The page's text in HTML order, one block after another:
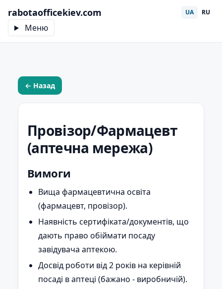
rabotaofficekiev.com
Меню
UA RU
← Назад
Провізор/Фармацевт
(аптечна мережа)
Вимоги
Вища фармацевтична освіта
(фармацевт, провізор).
Наявність сертифіката/документів, що
дають право обіймати посаду
завідувача аптекою.
Досвід роботи від 2 років на керівній
посаді в аптеці (бажано - виробничій).